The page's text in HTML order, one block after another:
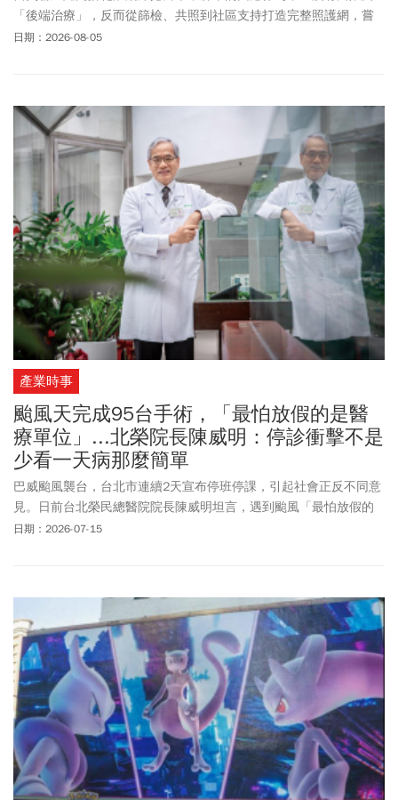
「後端治療」，反而從篩檢、共照到社區支持打造完整照護網，嘗
試為台灣走出一條失智友善的新路。
日期：2026-08-05
產業時事
颱風天完成95台手術，「最怕放假的是醫
療單位」...北榮院長陳威明：停診衝擊不是
少看一天病那麼簡單
巴威颱風襲台，台北市連續2天宣布停班停課，引起社會正反不同意
見。日前台北榮民總醫院院長陳威明坦言，遇到颱風「最怕放假的
是醫療單位」，因為颱風假對醫療院所造成極大的困難，相關言論
醫療服務。然而，真正的挑戰卻在颱風過後，延期的門診、檢查與
手術都必須重新安排，絕非少看1天病那麼簡單。
日期：2026-07-15